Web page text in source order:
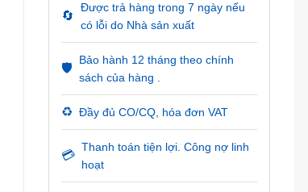
🔄
Được trả hàng trong 7 ngày nếu
có lỗi do Nhà sản xuất
🛡️
Bảo hành 12 tháng theo chính
sách của hàng .
♻️ Đầy đủ CO/CQ, hóa đơn VAT
💳
Thanh toán tiện lợi. Công nợ linh
hoạt